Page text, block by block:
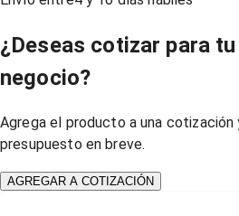
¿Deseas cotizar para
negocio?
Agrega el producto a una
presupuesto en breve.
AGREGAR A COTIZACIÓN